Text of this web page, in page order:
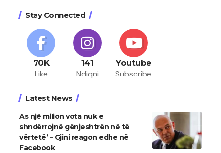
Stay Connected
70K
Like
141
Ndiqni
Youtube
Subscribe
Latest News
As një milion vota nuk e
shndërrojnë gënjeshtrën në të
vërtetë’ – Gjini reagon edhe në
Facebook